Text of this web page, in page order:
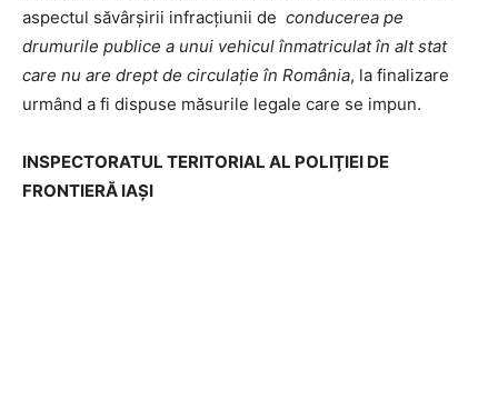
aspectul săvârşirii infracţiunii de conducerea pe
drumurile publice a unui vehicul înmatriculat în alt stat
care nu are drept de circulaţie în România, la finalizare
urmând a fi dispuse măsurile legale care se impun.
INSPECTORATUL TERITORIAL AL POLIŢIEI DE
FRONTIERĂ IAŞI